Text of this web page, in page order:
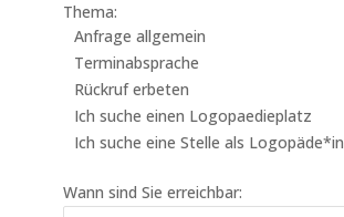
Thema:
Anfrage allgemein
Terminabsprache
Rückruf erbeten
Ich suche einen Logopaedieplatz
Ich suche eine Stelle als Logopäde*in
Wann sind Sie erreichbar: